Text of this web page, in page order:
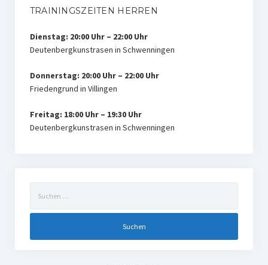
TRAININGSZEITEN HERREN
Dienstag: 20:00 Uhr – 22:00 Uhr
Deutenbergkunstrasen in Schwenningen
Donnerstag: 20:00 Uhr – 22:00 Uhr
Friedengrund in Villingen
Freitag: 18:00 Uhr – 19:30 Uhr
Deutenbergkunstrasen in Schwenningen
nach: